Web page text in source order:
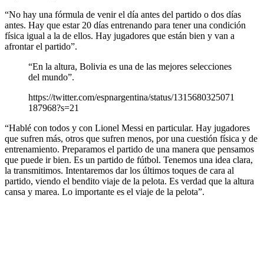
“No hay una fórmula de venir el día antes del partido o dos días
antes. Hay que estar 20 días entrenando para tener una condición
física igual a la de ellos. Hay jugadores que están bien y van a
afrontar el partido”.
“En la altura, Bolivia es una de las mejores selecciones
del mundo”.
https://twitter.com/espnargentina/status/1315680325071
187968?s=21
“Hablé con todos y con Lionel Messi en particular. Hay jugadores
que sufren más, otros que sufren menos, por una cuestión física y de
entrenamiento. Preparamos el partido de una manera que pensamos
que puede ir bien. Es un partido de fútbol. Tenemos una idea clara,
la transmitimos. Intentaremos dar los últimos toques de cara al
partido, viendo el bendito viaje de la pelota. Es verdad que la altura
cansa y marea. Lo importante es el viaje de la pelota”.